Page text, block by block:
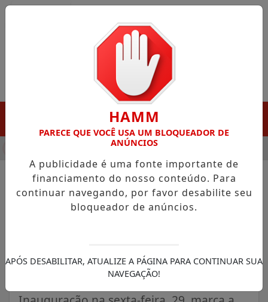
EM PORTO GRANDE COM ATUAÇÃO VOLTADA AO
NOTÍCIAS/GOVERNO DO AMAPÁ
Governo do Estado entrega
história viva e experiências
únicas sobre o Amapá
HAMM
PARECE QUE VOCÊ USA UM BLOQUEADOR DE
ANÚNCIOS
A publicidade é uma fonte importante de
financiamento do nosso conteúdo. Para
continuar navegando, por favor desabilite seu
bloqueador de anúncios.
APÓS DESABILITAR, ATUALIZE A PÁGINA PARA CONTINUAR SUA
NAVEGAÇÃO!